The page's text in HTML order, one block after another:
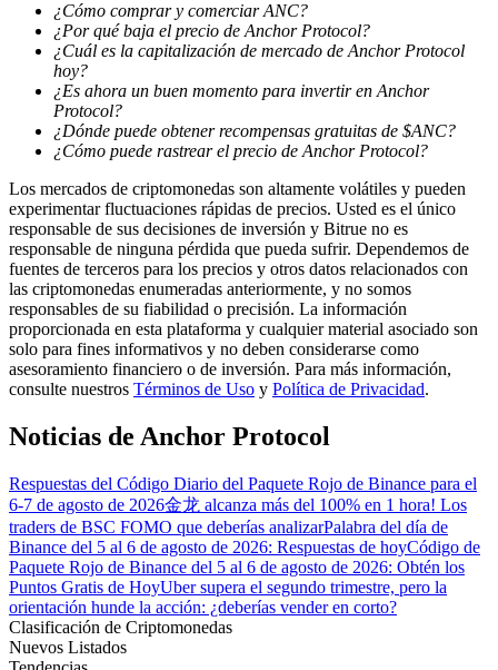
Análisis de big data que incluye información comercial, etc.
Guía
Guía de inicio de futuros
Estrategias comerciales
Aprenda cómo mantenerse rentable
¿Cómo comprar y comerciar ANC?
¿Por qué baja el precio de Anchor Protocol?
¿Cuál es la capitalización de mercado de Anchor Protocol
hoy?
¿Es ahora un buen momento para invertir en Anchor
Protocol?
¿Dónde puede obtener recompensas gratuitas de $ANC?
¿Cómo puede rastrear el precio de Anchor Protocol?
Los mercados de criptomonedas son altamente volátiles y pueden
experimentar fluctuaciones rápidas de precios. Usted es el único
responsable de sus decisiones de inversión y Bitrue no es
responsable de ninguna pérdida que pueda sufrir. Dependemos de
fuentes de terceros para los precios y otros datos relacionados con
las criptomonedas enumeradas anteriormente, y no somos
responsables de su fiabilidad o precisión. La información
proporcionada en esta plataforma y cualquier material asociado son
solo para fines informativos y no deben considerarse como
asesoramiento financiero o de inversión. Para más información,
consulte nuestros Términos de Uso y Política de Privacidad.
Noticias de Anchor Protocol
Respuestas del Código Diario del Paquete Rojo de Binance para el
6-7 de agosto de 2026金龙 alcanza más del 100% en 1 hora! Los
traders de BSC FOMO que deberías analizarPalabra del día de
Binance del 5 al 6 de agosto de 2026: Respuestas de hoyCódigo de
Paquete Rojo de Binance del 5 al 6 de agosto de 2026: Obtén los
Puntos Gratis de HoyUber supera el segundo trimestre, pero la
orientación hunde la acción: ¿deberías vender en corto?
Clasificación de Criptomonedas
Nuevos Listados